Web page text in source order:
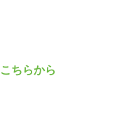
こちらから